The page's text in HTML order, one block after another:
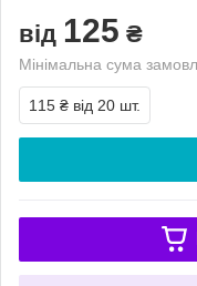
від 125 ₴
Мінімальна сума
115 ₴ від 20 шт.